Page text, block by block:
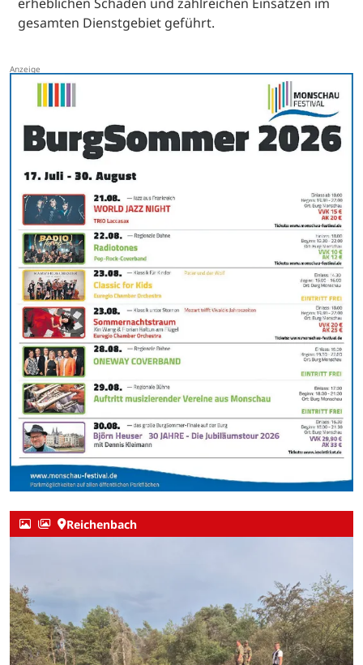
gesamten Dienstgebiet geführt.
Reichenbach